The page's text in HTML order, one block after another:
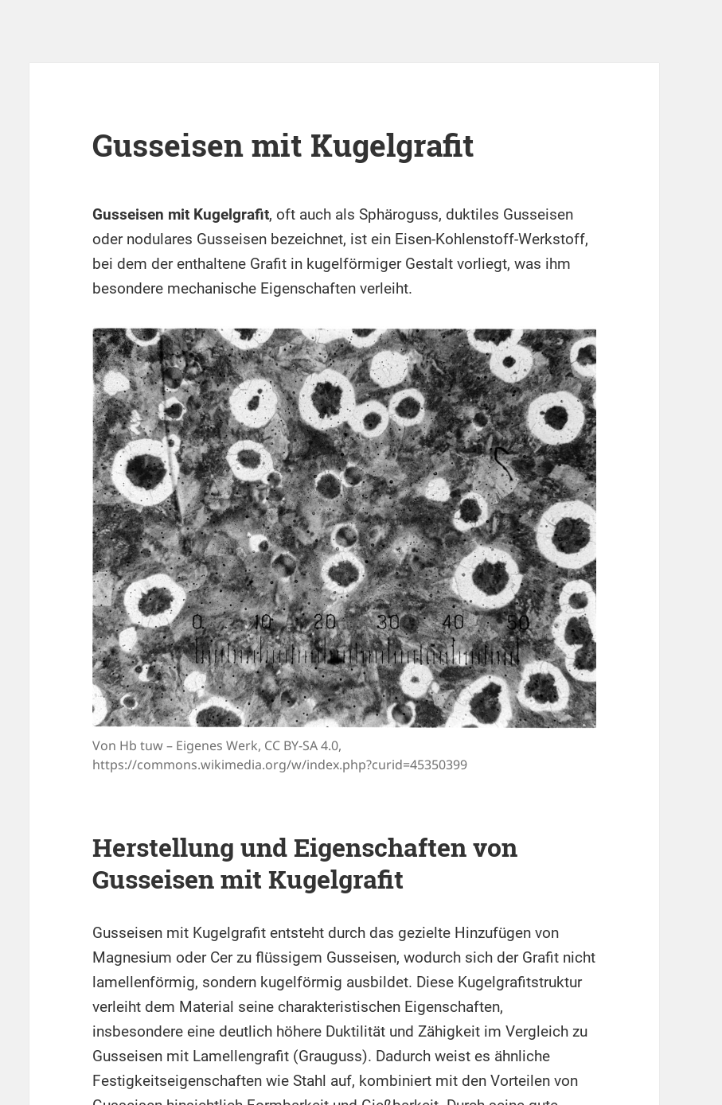
Gusseisen mit Kugelgrafit
Gusseisen mit Kugelgrafit, oft auch als Sphäroguss, duktiles Gusseisen
oder nodulares Gusseisen bezeichnet, ist ein Eisen-Kohlenstoff-Werkstoff,
bei dem der enthaltene Grafit in kugelförmiger Gestalt vorliegt, was ihm
besondere mechanische Eigenschaften verleiht.
Von Hb tuw – Eigenes Werk, CC BY-SA 4.0,
https://commons.wikimedia.org/w/index.php?curid=45350399
Herstellung und Eigenschaften von
Gusseisen mit Kugelgrafit
Gusseisen mit Kugelgrafit entsteht durch das gezielte Hinzufügen von
Magnesium oder Cer zu flüssigem Gusseisen, wodurch sich der Grafit nicht
lamellenförmig, sondern kugelförmig ausbildet. Diese Kugelgrafitstruktur
verleiht dem Material seine charakteristischen Eigenschaften,
insbesondere eine deutlich höhere Duktilität und Zähigkeit im Vergleich zu
Gusseisen mit Lamellengrafit (Grauguss). Dadurch weist es ähnliche
Festigkeitseigenschaften wie Stahl auf, kombiniert mit den Vorteilen von